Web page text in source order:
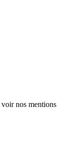
voir nos mentions